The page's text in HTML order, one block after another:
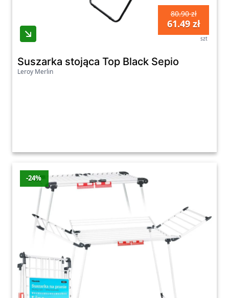
80.90 zł
61.49 zł
szt
Suszarka stojąca Top Black Sepio
Leroy Merlin
-24%